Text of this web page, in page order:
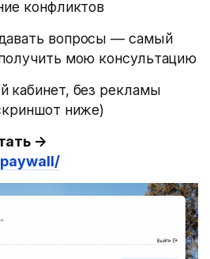
конфликтов
вопросы — самый
мою консультацию
без рекламы
ниже)
→